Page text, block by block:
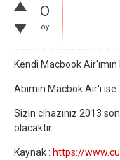
0
oy
Kendi Macbook
Abimin Macbok Air'ı
Sizin cihazınız 2013
olacaktır.
Kaynak : https://